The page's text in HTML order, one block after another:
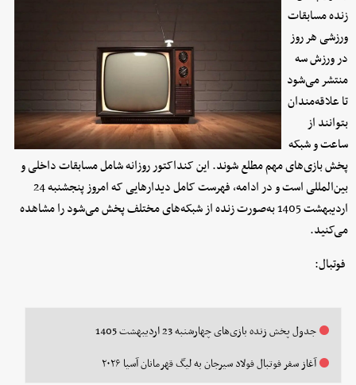
زنده مسابقات
ورزشی هر روز
در ورزش سه
منتشر می‌شود
تا علاقه‌مندان
بتوانند از
ساعت و شبکه
پخش بازی‌های مهم مطلع شوند. این کنداکتور روزانه شامل مسابقات داخلی و
بین‌المللی است و در ادامه، فهرست کامل دیدارهایی که امروز پنجشنبه 24
اردیبهشت 1405 به‌صورت زنده از شبکه‌های مختلف پخش می‌شود را مشاهده
می‌کنید.
فوتبال:
جدول پخش زنده بازی‌های چهارشنبه 23 اردیبهشت 1405
آغاز سفر فوتبال فولاد سیرجان به لیگ قهرمانان آسیا ۲۰۲۶